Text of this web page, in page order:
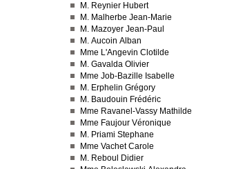
M. Reynier Hubert
M. Malherbe Jean-Marie
M. Mazoyer Jean-Paul
M. Aucoin Alban
Mme L'Angevin Clotilde
M. Gavalda Olivier
Mme Job-Bazille Isabelle
M. Erphelin Grégory
M. Baudouin Frédéric
Mme Ravanel-Vassy Mathilde
Mme Faujour Véronique
M. Priami Stephane
Mme Vachet Carole
M. Reboul Didier